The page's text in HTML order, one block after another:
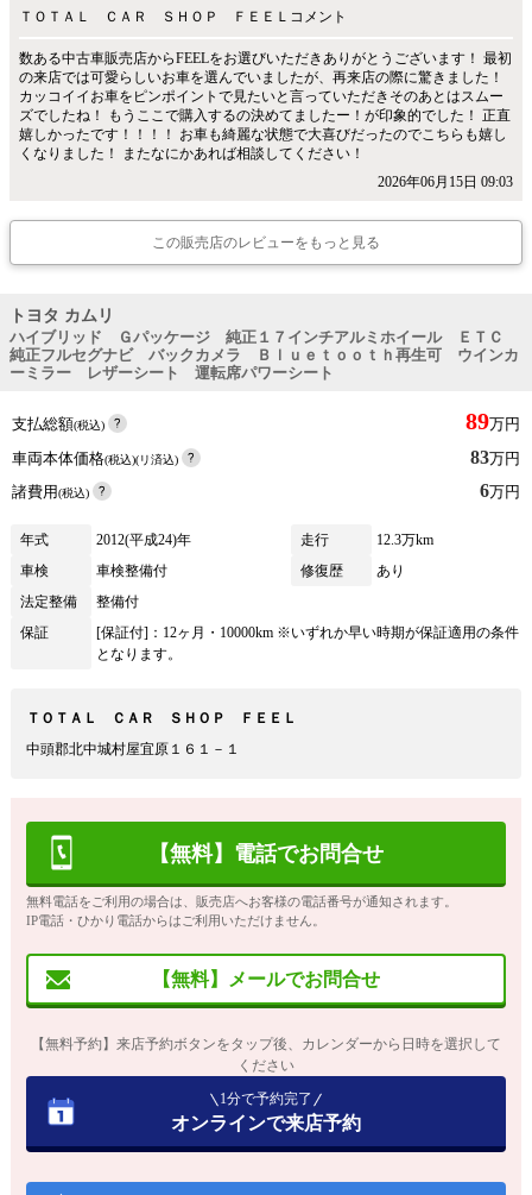
ＴＯＴＡＬ ＣＡＲ ＳＨＯＰ ＦＥＥＬコメント
数ある中古車販売店からFEELをお選びいただきありがとうございます！ 最初
の来店では可愛らしいお車を選んでいましたが、再来店の際に驚きました！
カッコイイお車をピンポイントで見たいと言っていただきそのあとはスムー
ズでしたね！ もうここで購入するの決めてましたー！が印象的でした！ 正直
嬉しかったです！！！！ お車も綺麗な状態で大喜びだったのでこちらも嬉し
くなりました！ またなにかあれば相談してください！
2026年06月15日 09:03
この販売店のレビューをもっと見る
トヨタ カムリ
ハイブリッド Ｇパッケージ 純正１７インチアルミホイール ＥＴＣ
純正フルセグナビ バックカメラ Ｂｌｕｅｔｏｏｔｈ再生可 ウインカ
ーミラー レザーシート 運転席パワーシート
支払総額(税込) 89万円
車両本体価格(税込)(リ済込) 83万円
諸費用(税込) 6万円
年式 2012(平成24)年 走行
12.3万km
車検
車検整備付 修復歴
あり
法定整備
整備付
保証
[保証付]：12ヶ月・10000km ※いずれか早い時期が保証適用の条件
となります。
ＴＯＴＡＬ ＣＡＲ ＳＨＯＰ ＦＥＥＬ
中頭郡北中城村屋宜原１６１－１
【無料】電話でお問合せ
無料電話をご利用の場合は、販売店へお客様の電話番号が通知されます。
IP電話・ひかり電話からはご利用いただけません。
【無料】メールでお問合せ
【無料予約】来店予約ボタンをタップ後、カレンダーから日時を選択して
ください
1分で予約完了
オンラインで来店予約